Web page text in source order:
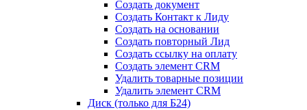
Создать документ
Создать Контакт к Лиду
Создать на основании
Создать повторный Лид
Создать ссылку на оплату
Создать элемент CRM
Удалить товарные позиции
Удалить элемент CRM
Диск (только для Б24)